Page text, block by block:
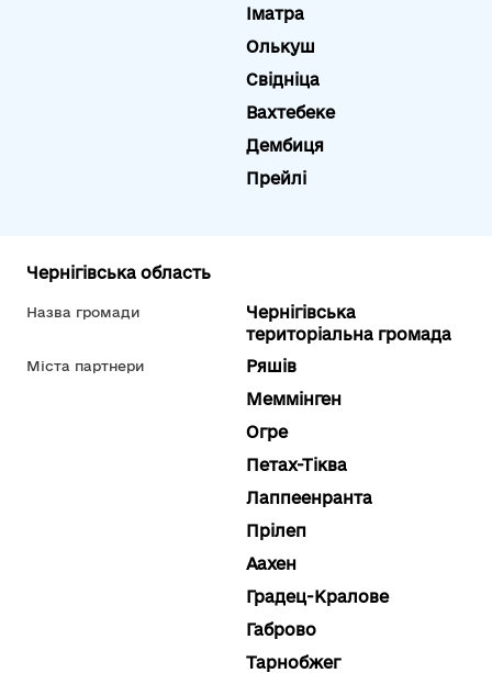
Іматра
Олькуш
Свідніца
Вахтебеке
Дембиця
Прейлі
Чернігівська область
Назва громади
Чернігівська
територіальна громада
Міста партнери
Ряшів
Меммінген
Огре
Петах-Тіква
Лаппеенранта
Прілеп
Аахен
Градец-Кралове
Габрово
Тарнобжег